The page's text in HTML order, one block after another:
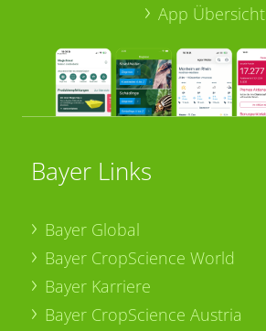
App Übersicht
Bayer Links
Bayer Global
Bayer CropScience World
Bayer Karriere
Bayer CropScience Austria